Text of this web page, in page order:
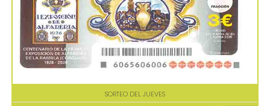
SORTEO DEL JUEVES